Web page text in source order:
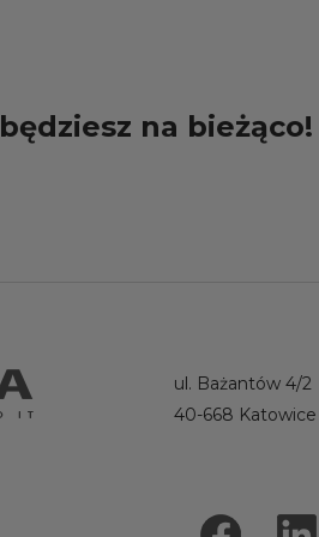
będziesz na bieżąco!
ul. Bażantów 4/2
40-668 Katowice